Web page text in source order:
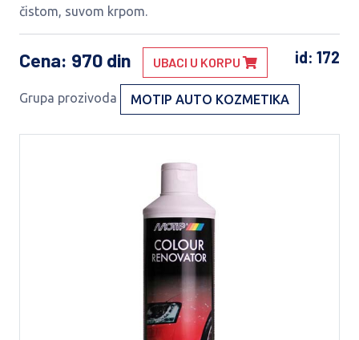
čistom, suvom krpom.
Cena: 970 din id: 172
UBACI U KORPU
Grupa prozivoda MOTIP AUTO KOZMETIKA